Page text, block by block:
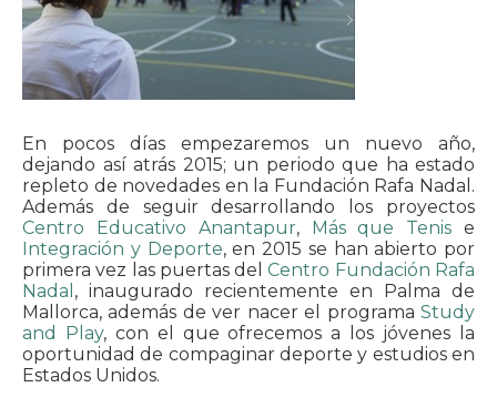
En pocos días empezaremos un nuevo año,
dejando así atrás 2015; un periodo que ha estado
repleto de novedades en la Fundación Rafa Nadal.
Además de seguir desarrollando los proyectos
Centro Educativo Anantapur, Más que Tenis e
Integración y Deporte, en 2015 se han abierto por
primera vez las puertas delCentro Fundación Rafa
Nadal , inaugurado recientemente en Palma de
Mallorca, además de ver nacer el programa Study
and Play, con el que ofrecemos a los jóvenes la
oportunidad de compaginar deporte y estudios en
Estados Unidos.